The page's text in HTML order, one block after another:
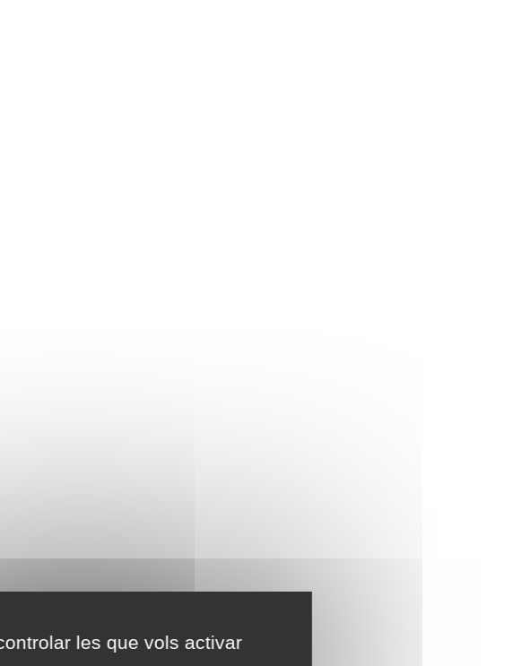
les que vols activar